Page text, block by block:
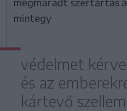
mintegy
védelmet
és az
kártevő